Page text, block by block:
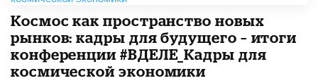
Космос как пространство новых
рынков: кадры для будущего – итоги
конференции #ВДЕЛЕ_Кадры для
космической экономики